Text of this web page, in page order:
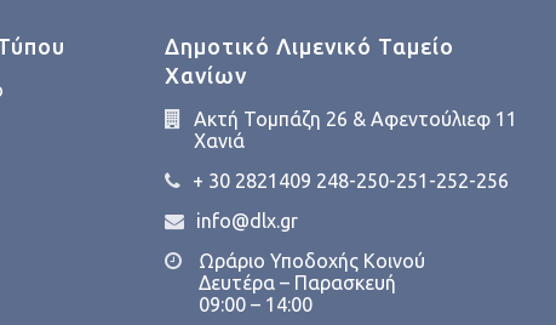
Δημοτικό Λιμενικό Ταμείο
Χανίων
Ακτή Τομπάζη 26 & Αφεντούλιεφ 11
Χανιά
+ 30 2821409 248-250-251-252-256
info@dlx.gr
Ωράριο Υποδοχής Κοινού
Δευτέρα – Παρασκευή
09:00 – 14:00